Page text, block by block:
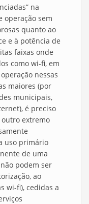
na
operação sem
quanto ao
e à potência de
faixas onde
como wi-fi, em
nessas
maiores (por
municipais,
é preciso
extremo
uso primário
de uma
podem ser
ao
wi-fi), cedidas a